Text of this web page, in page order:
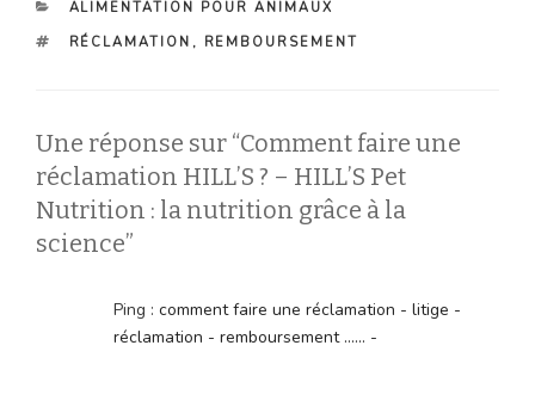
CATÉGORIES
ALIMENTATION POUR ANIMAUX
ÉTIQUETTES
RÉCLAMATION , REMBOURSEMENT
Une réponse sur “Comment faire une
réclamation HILL’S ? – HILL’S Pet
Nutrition : la nutrition grâce à la
science”
Ping : comment faire une réclamation - litige -
réclamation - remboursement ...... -